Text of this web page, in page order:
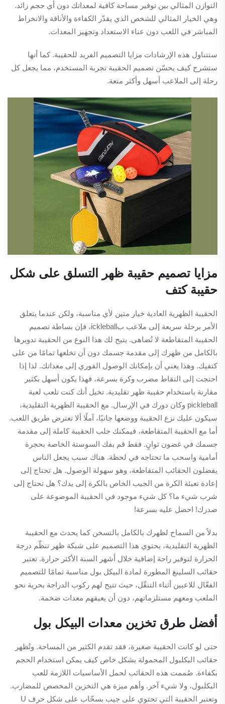
التوازن المثالي بين توفير مساحة كافية لمعداتك دون أي حجم زائد.
وهي الخيار المثالي للشخص الذي يقدّر الكفاءة والأناقة والانخراط
المباشر في اللعب دون عناء الاستعداد وتجهيز المعدات.
ستتناول هذه الإرشادات مزايا التصميم الفريد للحقيبة. كما أنها
ستشرح كيف يحسّن تصميم الحقيبة تجربة المستخدم، مما يجعل كل
رحلة إلى الملاعب أسهل وأكثر متعة.
مزايا تصميم حقيبة ظهر التسلق على شكل
حقيبة كتف
الحقيبة الظهرية العادية خيار متين لأي مناسبة، ولكن عندما يتعلق
الأمر برحلة سريعة إلى ملاعب بickleball، فإن بساطة تصميم
الحقيبة المتقاطعة لا تُضاهى. يتيح لك هذا النوع من الحقيبة تدويرها
بالكامل من ظهرك إلى مقدمة جسمك دون أن تخلعها تمامًا من على
كتفيك. وهذا يعني أن بإمكانك الوصول الفوري إلى معداتك. لذا إذا
احتجت إلى التقاط مضرب وكرة بسرعة، فهذا يكون أسهل بكثير
مقارنة باستخدام حقيبة ظهر تقليدية. تخيل أنك كنت تلعب لعبة
pickleball وكان دورك في الإرسال. مع الحقيبة الظهرية التقليدية،
سيكون عليك نزع الحقيبة ووضعها جانبًا، آملًا ألا تعترض طريق اللعب.
أما مع الحقيبة المتقاطعة، فيمكنك جلب الحقيبة كاملة إلى مقدمة
جسمك في غضون ثوانٍ. فقط قم بفك السوستة الخاصة بحجرة
أمامية واسحب ما تحتاجه في لحظة. هناك سبب يجعل الناس
يفضلون الحقائب المتقاطعة، وهو سهولة الوصول. هل تحتاج إلى
إعادة تعبئة الكرة من الجيب الخاص بالكرة إلى يدك؟ هل تحتاج إلى
شرب شيء ما؟ كل شيء موجود في الحقيبة الموضوعة على
صدرك! احصل عليه بسرعة!
بدلاً من السماح لظهرك بالكامل بالتسخن كما يحدث مع الحقيبة
الظهرية التقليدية، يحتوي هذا التصميم على شبكة ظهر تنظّم درجة
الحرارة لتوفير راحة إضافية خلال أشهر السنة الأكثر حرارة. تعتبر
حقائب السلينغ المطورة لمادة البيكل بول مناسبة تمامًا للتصميم
الفعّال للاعبين أثناء التنقّل، حيث تتيح لهم ركوب الدراجة بحرية نحو
الملعب ومعهم مستلزماتهم، دون أن يعيقهم معدات ضخمة.
أفضل طرق تخزين معدات البيكل بول
حتى لو كانت الحقيبة صغيرة، فقد تقدم الكثير من المساحة. وتُظهر
حقائب البكلبول المحمولة بشكل خاص كيف يمكن استخدام الحجم
بكفاءة. صُممت هذه الحقائب لحمل الأساسيات اللازمة للعب
البكلبول، ولا شيء آخر. وأهم ميزة هي التخزين المخصص للمضارب.
وتعتبر الحقيبة التي تحتوي على جيب بسحّاب على شكل حرف U